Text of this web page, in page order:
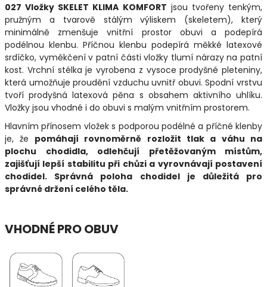
027 Vložky SKELET KLIMA KOMFORT jsou tvořeny tenkým,
pružným a tvarově stálým výliskem (skeletem), který
minimálně zmenšuje vnitřní prostor obuvi a podepírá
podélnou klenbu. Příčnou klenbu podepírá měkké latexové
srdíčko, vyměkčení v patní části vložky tlumí nárazy na patní
kost. Vrchní stélka je vyrobena z vysoce prodyšné pleteniny,
která umožňuje proudění vzduchu uvnitř obuvi. Spodní vrstvu
tvoří prodyšná latexová pěna s obsahem aktivního uhlíku.
Vložky jsou vhodné i do obuvi s malým vnitřním prostorem.
Hlavním přínosem vložek s podporou podélné a příčné klenby
je, že pomáhají rovnoměrně rozložit tlak a váhu na
plochu chodidla, odlehčují přetěžovaným místům,
zajišťují lepší stabilitu při chůzi a vyrovnávají postavení
chodidel. Správná poloha chodidel je důležitá pro
správné držení celého těla.
VHODNÉ PRO OBUV